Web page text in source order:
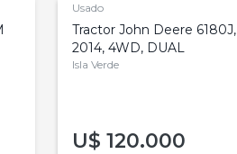
Usado
Tractor John Deere 6180J,
2014, 4WD, DUAL
Isla Verde
U$ 120.000